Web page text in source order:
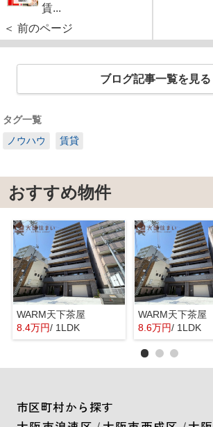
賃...
＜ 前のページ
ブログ記事一覧を見る
タグ一覧
ノウハウ
賃貸
おすすめ物件
WARM天下茶屋
8.4万円/ 1LDK
WARM天下茶屋
8.6万円/ 1LDK
市区町村から探す